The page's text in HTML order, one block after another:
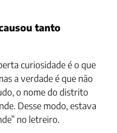
tanto
curiosidade é o que
a verdade é que não
o nome do distrito
Desse modo, estava
no letreiro.